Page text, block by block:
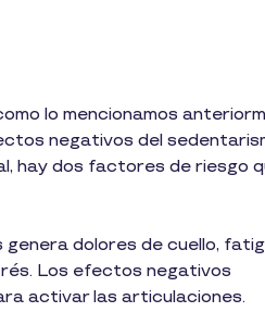
lo mencionamos
negativos del
hay dos factores de riesgo
dolores de cuello,
Los efectos negativos
activar las articulaciones.